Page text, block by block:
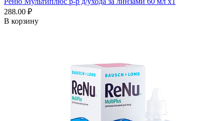
288.00 ₽
В корзину